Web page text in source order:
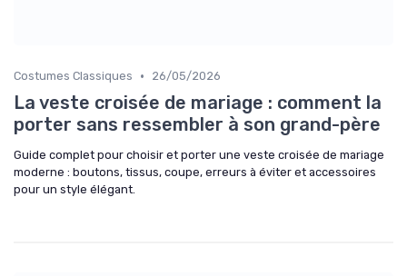
Costumes Classiques • 26/05/2026
La veste croisée de mariage : comment la
porter sans ressembler à son grand-père
Guide complet pour choisir et porter une veste croisée de mariage
moderne : boutons, tissus, coupe, erreurs à éviter et accessoires
pour un style élégant.